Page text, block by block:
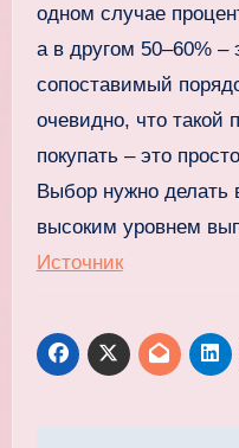
одном случае
а в другом 50–60%
сопоставимый
очевидно, что
покупать – это
Выбор нужно делать
высоким уровнем
Источник